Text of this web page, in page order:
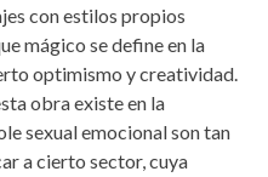
con estilos propios
mágico se define en la
optimismo y creatividad.
obra existe en la
sexual emocional son tan
a cierto sector, cuya